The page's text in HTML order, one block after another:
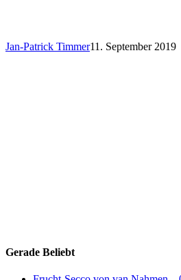
Jan-Patrick Timmer11. September 2019
Gerade Beliebt